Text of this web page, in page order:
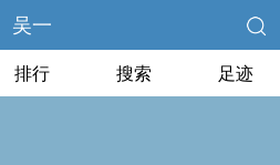
吴一
排行 搜索 足迹